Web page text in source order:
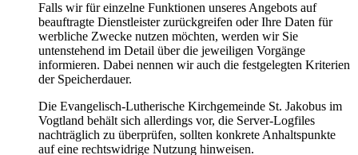
Falls wir für einzelne Funktionen unseres Angebots auf
beauftragte Dienstleister zurückgreifen oder Ihre Daten für
werbliche Zwecke nutzen möchten, werden wir Sie
untenstehend im Detail über die jeweiligen Vorgänge
informieren. Dabei nennen wir auch die festgelegten Kriterien
der Speicherdauer.
Die Evangelisch-Lutherische Kirchgemeinde St. Jakobus im
Vogtland behält sich allerdings vor, die Server-Logfiles
nachträglich zu überprüfen, sollten konkrete Anhaltspunkte
auf eine rechtswidrige Nutzung hinweisen.